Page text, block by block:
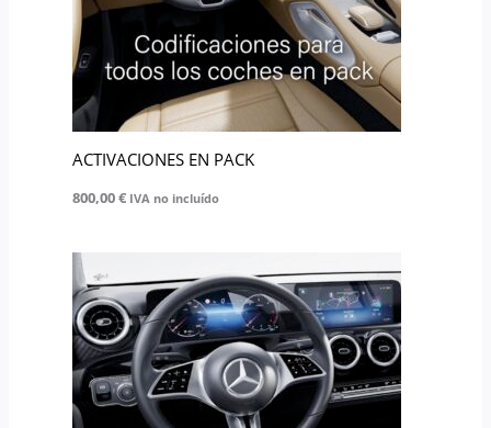
ACTIVACIONES EN PACK
800,00€ IVA no incluído